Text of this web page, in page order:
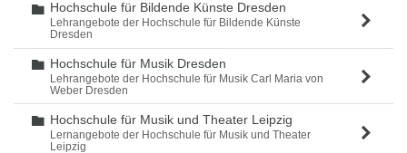
Ordner
Hochschule für Bildende Künste Dresden
Lehrangebote der Hochschule für Bildende Künste
Dresden
Ordner
Hochschule für Musik Dresden
Lehrangebote der Hochschule für Musik Carl Maria von
Weber Dresden
Ordner
Hochschule für Musik und Theater Leipzig
Lernangebote der Hochschule für Musik und Theater
Leipzig